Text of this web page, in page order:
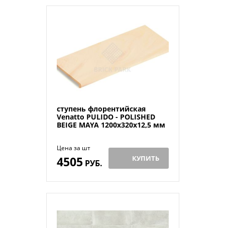
ступень флорентийская
Venatto PULIDO - POLISHED
BEIGE MAYA 1200х320x12,5 мм
Цена за шт
4505 РУБ. КУПИТЬ